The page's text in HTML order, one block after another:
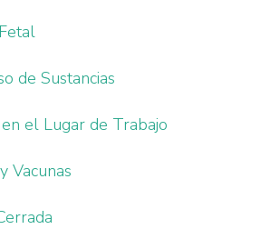
de Sustancias
el Lugar de Trabajo
Vacunas